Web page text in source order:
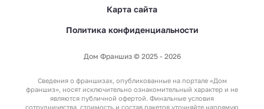
Карта сайта
Политика конфиденциальности
Дом Франшиз © 2025 - 2026